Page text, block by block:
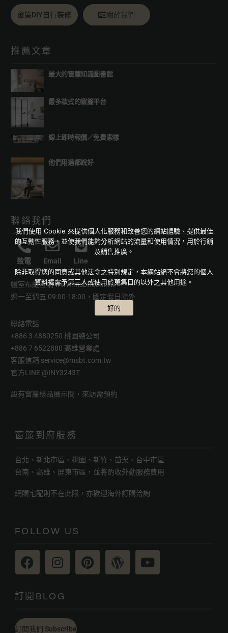
窗簾DIY自行裝修 關於我們
推薦文章
最大的窗簾知識圖書館
最多款式的窗簾平台
線上即時報價／免費索樣
他們用過都說好
聯絡我們
致電 Email Line
幔室布緹官網www.msbt.com.tw
週一至週五 09:00-18:00，國定假日除外
聯絡電話
+886 3 4880250 桃園總公司
+886 7 6522880 高雄營業處
客服信箱 service@msbt.com.tw
官方LINE @INY3243T
設有窗簾樣品展示間，來訪需預約
窗簾到府服務
台北、新北市區、桃園、新竹、苗栗、台中市區
台南、高雄、屏東市區，並將酌收外勤服務費用
網購宅配則不在此限，亦歡迎海外訂購洽詢
FOLLOW US
訂閱BLOG
訂閱我們 Subscribe
我們使用 Cookie 來提供個人化服務和改善您的網站體驗、提供最佳
的互動性服務，並使我們能夠分析網站的流量和使用情況，用於行銷
及銷售推廣。
除非取得您的同意或其他法令之特別規定，本網站絕不會將您的個人
資料揭露予第三人或使用於蒐集目的以外之其他用途。
好的